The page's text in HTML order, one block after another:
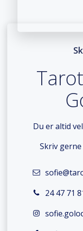
Du er altid
Skriv gerne
24 47 71